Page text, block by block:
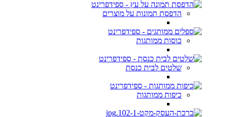
הדפסת תמונות על מוצרים
כוסות ממותגות
שלטים לבית כנסת
כיפות ממותגות